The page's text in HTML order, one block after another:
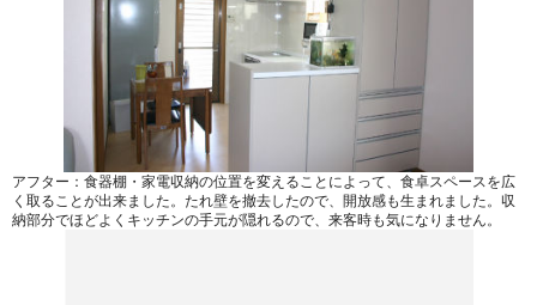
アフター：食器棚・家電収納の位置を変えることによって、食卓スペースを広
く取ることが出来ました。たれ壁を撤去したので、開放感も生まれました。収
納部分でほどよくキッチンの手元が隠れるので、来客時も気になりません。